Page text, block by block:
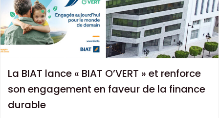
La BIAT lance « BIAT O’VERT » et renforce
son engagement en faveur de la finance
durable